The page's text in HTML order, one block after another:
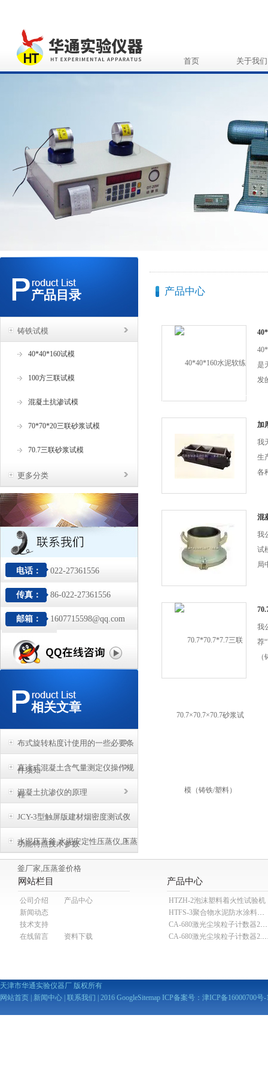
首页 关于我们
产品目录
铸铁试模
40*40*160试模
100方三联试模
混凝土抗渗试模
70*70*20三联砂浆试模
70.7三联砂浆试模
更多分类
电话： 022-27361556
传真： 86-022-27361556
邮箱： 1607715598@qq.com
相关文章
布式旋转粘度计使用的一些必要条
件须知
直读式混凝土含气量测定仪操作规
程
混凝土抗渗仪的原理
JCY-3型触屏版建材烟密度测试仪
功能特点技术参数
水泥压蒸釜,水泥安定性压蒸仪,压蒸
釜厂家,压蒸釜价格
产品中心
是
发
求
加
我
生
各
套
持
全
价
塑
混
我
试
局
等
廉
设
铁/
我
荐
网站栏目
公司介绍
产品中心
新闻动态
技术支持
在线留言
资料下载
产品中心
HTZH-2泡沫塑料着火性试验机
HTFS-3聚合物水泥防水涂料分散机
CA-680激光尘埃粒子计数器28.3L
CA-680激光尘埃粒子
天津市华通实验仪器厂 版权所有
网站首页
新闻中心 联系我们 | 2016 GoogleSitemap ICP备案号： 津ICP备16000700号-